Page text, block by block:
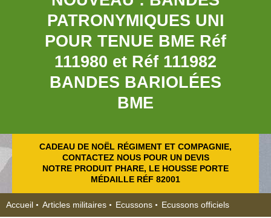
PATRONYMIQUES UNI
POUR TENUE BME Réf
111980 et Réf 111982
BANDES BARIOLÉES
BME
CADEAU DE NOËL RÉGIMENT ET COMPAGNIE,
CONTACTEZ NOUS POUR UN DEVIS
NOTRE PRODUIT PHARE, LE HOUSSE PORTE
MÉDAILLE RÉF 82001
Accueil Articles militaires Ecussons Ecussons officiels